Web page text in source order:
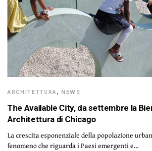
ARCHITETTURA,NEWS
The Available City, da settembre la
Architettura di Chicago
La crescita esponenziale della popolazione
fenomeno che riguarda i Paesi emergenti e…